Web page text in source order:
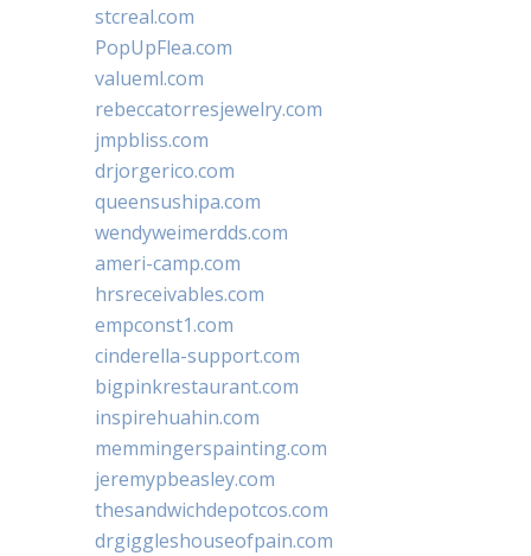
stcreal.com
PopUpFlea.com
valueml.com
rebeccatorresjewelry.com
jmpbliss.com
drjorgerico.com
queensushipa.com
wendyweimerdds.com
ameri-camp.com
hrsreceivables.com
empconst1.com
cinderella-support.com
bigpinkrestaurant.com
inspirehuahin.com
memmingerspainting.com
jeremypbeasley.com
thesandwichdepotcos.com
drgiggleshouseofpain.com